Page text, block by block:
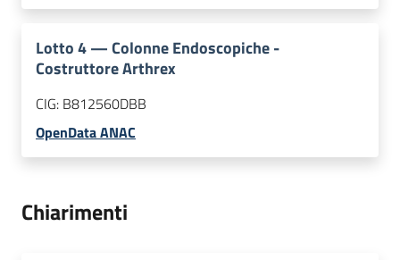
Lotto4—Colonne Endoscopiche -
Costruttore Arthrex
CIG: B812560DBB
OpenData ANAC
Chiarimenti